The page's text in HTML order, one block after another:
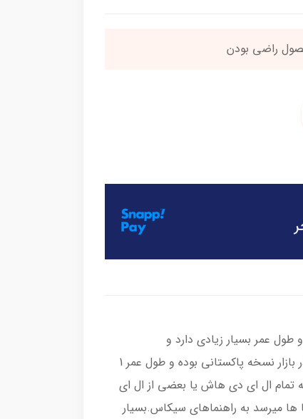
راضی بودن
عمر بسیار زیادی دارد و
محصولاتی که با قیمت پایین تر عرضه میگردد در بازار نسخه پاکستانی بوده و طول عمر 1
تست گرفتیم بعد از 1 هفته تمام ال ای دی هاش یا بعضی از ال ای
میرسد به راهنماهای سیکاس.بسیار